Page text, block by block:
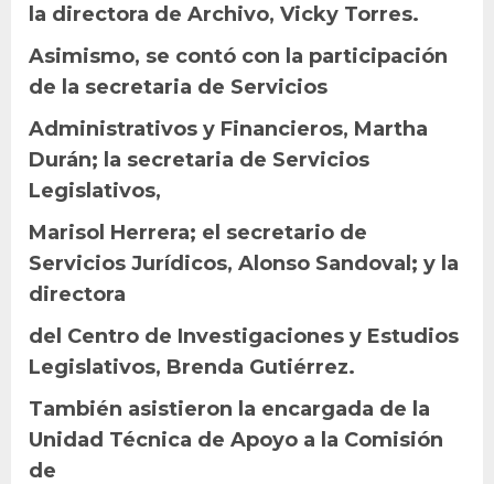
la directora de Archivo, Vicky Torres.
Asimismo, se contó con la participación
de la secretaria de Servicios
Administrativos y Financieros, Martha
Durán; la secretaria de Servicios
Legislativos,
Marisol Herrera; el secretario de
Servicios Jurídicos, Alonso Sandoval; y la
directora
del Centro de Investigaciones y Estudios
Legislativos, Brenda Gutiérrez.
También asistieron la encargada de la
Unidad Técnica de Apoyo a la Comisión
de